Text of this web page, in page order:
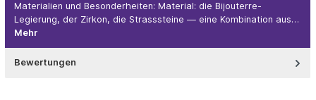
Materialien und Besonderheiten: Material: die Bijouterre-
Legierung, der Zirkon, die Strasssteine — eine Kombination aus…
Mehr
Bewertungen